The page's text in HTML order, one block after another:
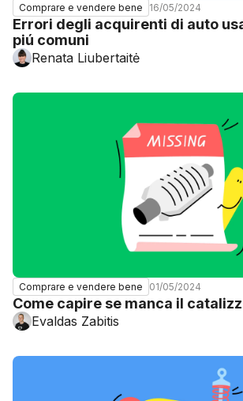
Comprare e vendere bene 16/05/2024
Errori degli acquirenti di auto
piú comuni
Renata Liubertaitė
Comprare e vendere bene 01/05/2024
Come capire se manca il
Evaldas Zabitis